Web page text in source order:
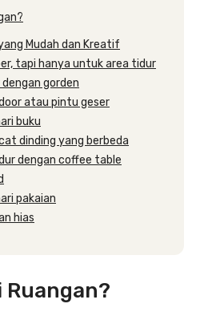
Mudah dan Kreatif
tapi hanya untuk area tidur
gorden
atau pintu geser
buku
dinding yang berbeda
dengan coffee table
pakaian
hias